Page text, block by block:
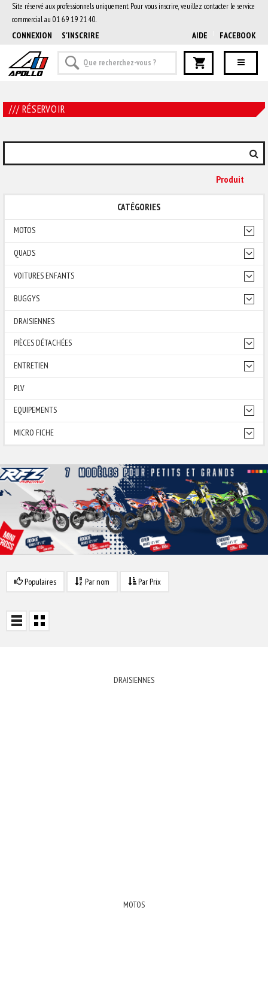
Site réservé aux professionnels uniquement. Pour vous inscrire, veuillez contacter le service
commercial au 01 69 19 21 40.
CONNEXION S'INSCRIRE AIDE FACEBOOK
/// RÉSERVOIR
Produit
CATÉGORIES
MOTOS
QUADS
VOITURES ENFANTS
BUGGYS
DRAISIENNES
PIÈCES DÉTACHÉES
ENTRETIEN
PLV
EQUIPEMENTS
MICRO FICHE
Populaires Par nom Par Prix
DRAISIENNES
MOTOS